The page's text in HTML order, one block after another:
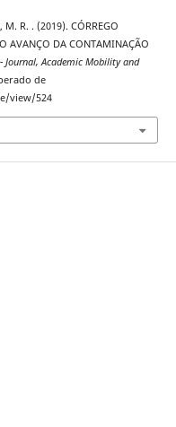
R. . (2019). CÓRREGO
AVANÇO DA CONTAMINAÇÃO
Journal, Academic Mobility and
de
view/524